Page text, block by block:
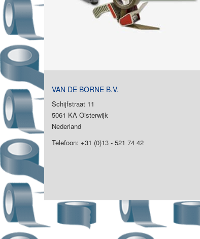
VAN DE BORNE B.V.
Schijfstraat 11
5061 KA Oisterwijk
Nederland
Telefoon: +31 (0)13 - 521 74 42